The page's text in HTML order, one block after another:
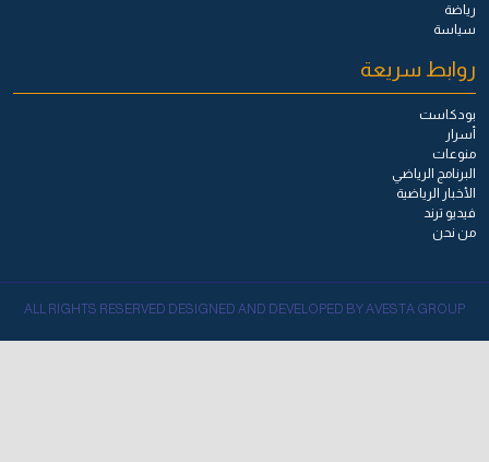
رياضة
سياسة
روابط سريعة
بودكاست
أسرار
منوعات
البرنامج الرياضي
الأخبار الرياضية
فيديو ترند
من نحن
ALL RIGHTS RESERVED DESIGNED AND DEVELOPED BY AVESTA GROUP